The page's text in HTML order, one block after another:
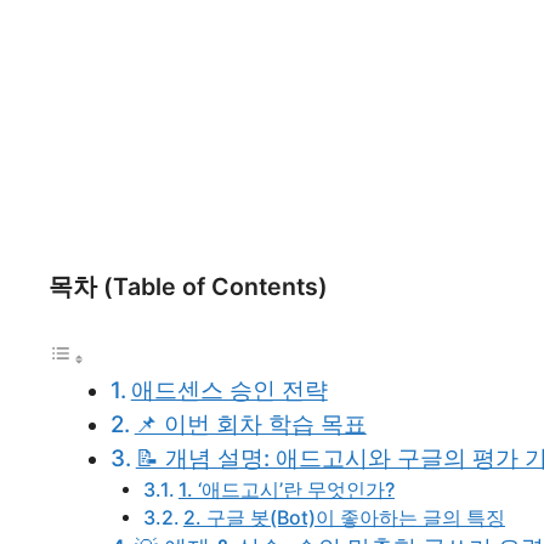
목차 (Table of Contents)
애드센스 승인 전략
📌 이번 회차 학습 목표
📝 개념 설명: 애드고시와 구글의 평가
1. ‘애드고시’란 무엇인가?
2. 구글 봇(Bot)이 좋아하는 글의 특징